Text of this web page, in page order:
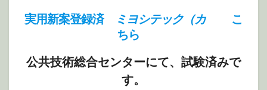
実用新案登録済 ミヨシテック（カ
こ
ちら
公共技術総合センターにて、試験済みで
す。